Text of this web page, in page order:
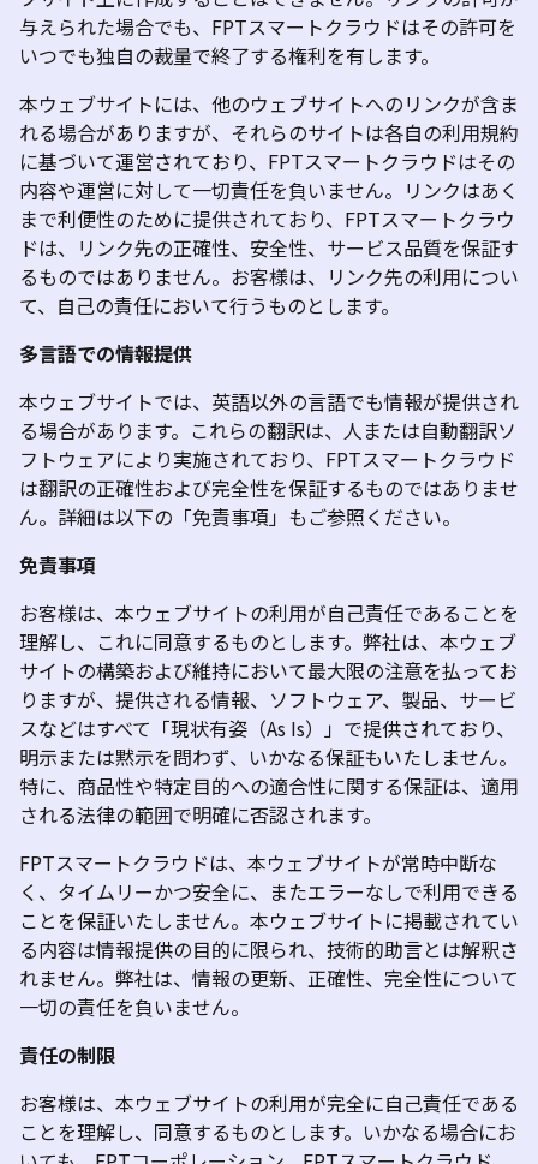
与えられた場合でも、FPTスマートクラウドはその許可を
いつでも独自の裁量で終了する権利を有します。
本ウェブサイトには、他のウェブサイトへのリンクが含ま
れる場合がありますが、それらのサイトは各自の利用規約
に基づいて運営されており、FPTスマートクラウドはその
内容や運営に対して一切責任を負いません。リンクはあく
まで利便性のために提供されており、FPTスマートクラウ
ドは、リンク先の正確性、安全性、サービス品質を保証す
るものではありません。お客様は、リンク先の利用につい
て、自己の責任において行うものとします。
多言語での情報提供
本ウェブサイトでは、英語以外の言語でも情報が提供され
る場合があります。これらの翻訳は、人または自動翻訳ソ
フトウェアにより実施されており、FPTスマートクラウド
は翻訳の正確性および完全性を保証するものではありませ
ん。詳細は以下の「免責事項」もご参照ください。
免責事項
お客様は、本ウェブサイトの利用が自己責任であることを
理解し、これに同意するものとします。弊社は、本ウェブ
サイトの構築および維持において最大限の注意を払ってお
りますが、提供される情報、ソフトウェア、製品、サービ
スなどはすべて「現状有姿（As Is）」で提供されており、
明示または黙示を問わず、いかなる保証もいたしません。
特に、商品性や特定目的への適合性に関する保証は、適用
される法律の範囲で明確に否認されます。
FPTスマートクラウドは、本ウェブサイトが常時中断な
く、タイムリーかつ安全に、またエラーなしで利用できる
ことを保証いたしません。本ウェブサイトに掲載されてい
る内容は情報提供の目的に限られ、技術的助言とは解釈さ
れません。 弊社は、情報の更新、正確性、完全性について
一切の責任を負いません。
責任の制限
お客様は、本ウェブサイトの利用が完全に自己責任である
ことを理解し、同意するものとします。いかなる場合にお